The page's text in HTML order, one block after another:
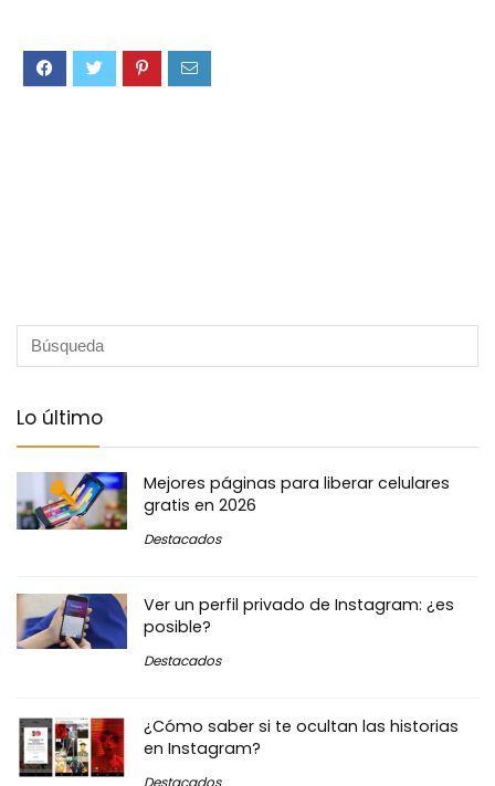
Lo último
Mejores páginas para liberar celulares
gratis en 2026
Destacados
Ver un perfil privado de Instagram: ¿es
posible?
Destacados
¿Cómo saber si te ocultan las historias
en Instagram?
Destacados